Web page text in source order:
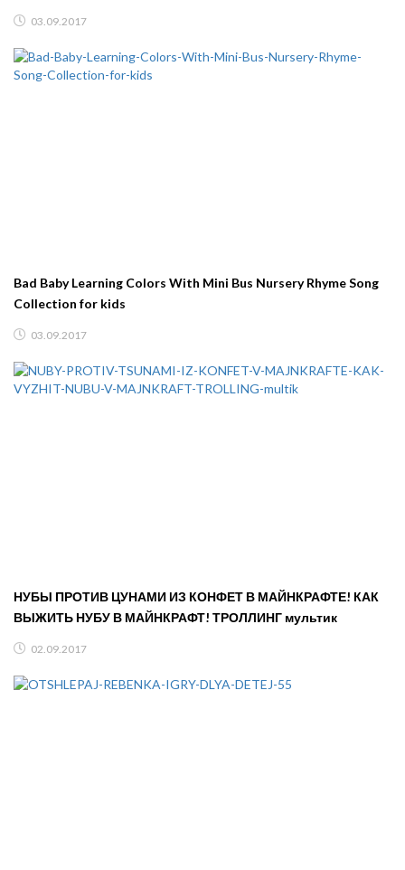
03.09.2017
Bad Baby Learning Colors With Mini Bus Nursery Rhyme Song
Collection for kids
03.09.2017
НУБЫ ПРОТИВ ЦУНАМИ ИЗ КОНФЕТ В МАЙНКРАФТЕ! КАК
ВЫЖИТЬ НУБУ В МАЙНКРАФТ! ТРОЛЛИНГ мультик
02.09.2017